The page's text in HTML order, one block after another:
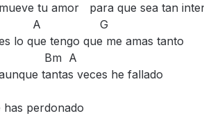
tu amor para que sea tan
A G
lo que tengo que me amas tanto
Bm A
tantas veces he fallado
has perdonado